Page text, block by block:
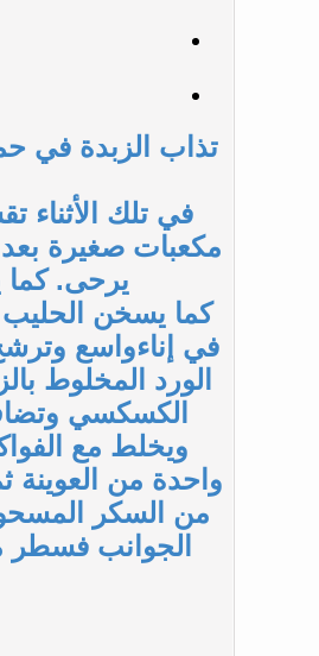
تذاب الزبدة في
في تلك
مكعبات صغيرة بعد
يرحى. كما
كما يسخن
الكسكسي
ويخلط مع
واحدة من العوينة
من السكر
الجوانب فسطر